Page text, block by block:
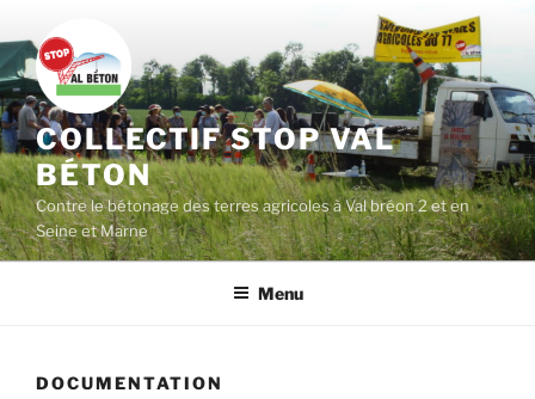
au
contenu
principal
COLLECTIF STOP VAL
BÉTON
Contre le bétonage des terres agricoles à Val bréon 2 et en
Seine et Marne
Menu
DOCUMENTATION